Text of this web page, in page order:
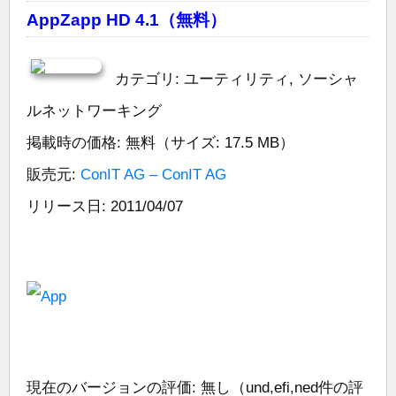
AppZapp HD 4.1（無料）
カテゴリ: ユーティリティ, ソーシャ
ルネットワーキング
掲載時の価格: 無料（サイズ: 17.5 MB）
販売元: ConIT AG – ConIT AG
リリース日: 2011/04/07
現在のバージョンの評価: 無し（und,efi,ned件の評